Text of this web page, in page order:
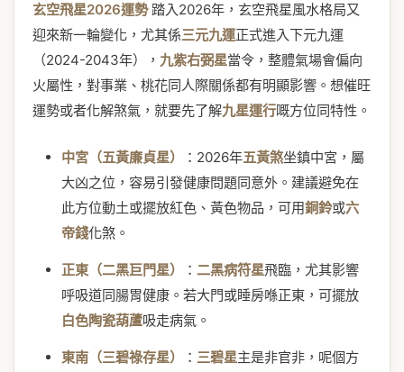
玄空飛星2026運勢踏入2026年，玄空飛星風水格局又
迎來新一輪變化，尤其係三元九運正式進入下元九運
（2024-2043年）， 九紫右弼星當令，整體氣場會偏向
火屬性，對事業、桃花同人際關係都有明顯影響。想催旺
運勢或者化解煞氣，就要先了解九星運行嘅方位同特性。
中宮（五黃廉貞星） ：2026年五黃煞坐鎮中宮，屬
大凶之位，容易引發健康問題同意外。建議避免在
此方位動土或擺放紅色、黃色物品，可用銅鈴或六
帝錢化煞。
正東（二黑巨門星） ： 二黑病符星飛臨，尤其影響
呼吸道同腸胃健康。若大門或睡房喺正東，可擺放
白色陶瓷葫蘆吸走病氣。
東南（三碧祿存星） ： 三碧星主是非官非，呢個方